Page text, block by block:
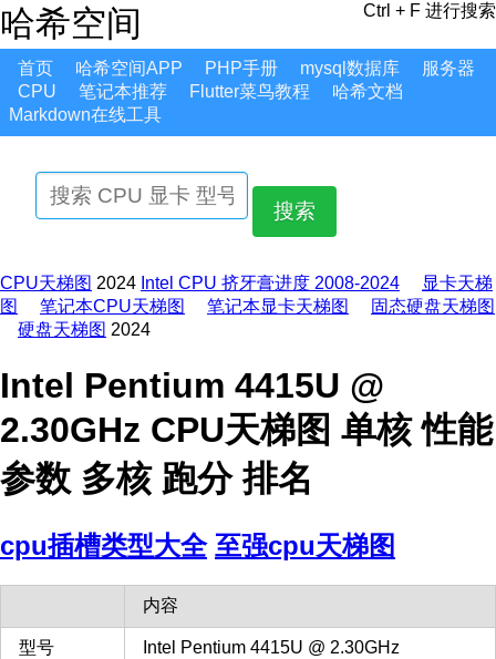
哈希空间 Ctrl + F 进行搜索
首页 哈希空间APP PHP手册 mysql数据库
服务器
CPU
笔记本推荐 Flutter菜鸟教程
哈希文档
Markdown在线工具
搜索
CPU天梯图 2024 Intel CPU 挤牙膏进度 2008-2024
显卡天梯
图
笔记本CPU天梯图 笔记本显卡天梯图
固态硬盘天梯图
硬盘天梯图 2024
Intel Pentium 4415U @
2.30GHz CPU天梯图 单核 性能
参数 多核 跑分 排名
cpu插槽类型大全 至强cpu天梯图
内容
型号 Intel Pentium 4415U @ 2.30GHz